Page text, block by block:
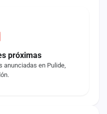
próximas
anunciadas en Pulide,